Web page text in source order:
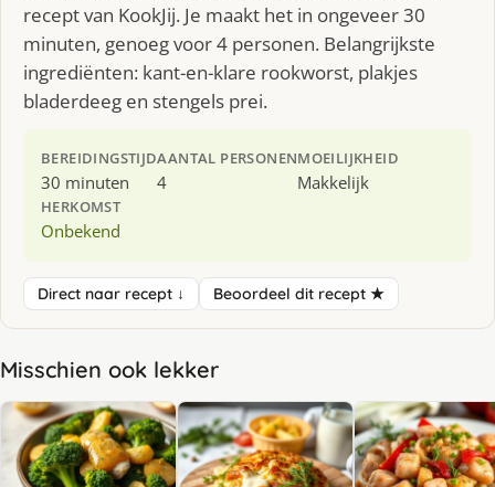
recept van KookJij. Je maakt het in ongeveer 30
minuten, genoeg voor 4 personen. Belangrijkste
ingrediënten: kant-en-klare rookworst, plakjes
bladerdeeg en stengels prei.
BEREIDINGSTIJD
30 minuten
AANTAL PERSONEN
4
MOEILIJKHEID
Makkelijk
HERKOMST
Onbekend
Direct naar recept ↓ Beoordeel dit recept ★
Misschien ook lekker